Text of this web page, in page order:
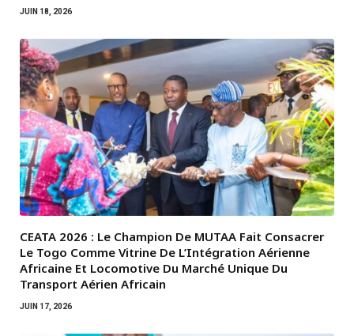
JUIN 18, 2026
CEATA 2026 : Le Champion De MUTAA Fait Consacrer
Le Togo Comme Vitrine De L’Intégration Aérienne
Africaine Et Locomotive Du Marché Unique Du
Transport Aérien Africain
JUIN 17, 2026